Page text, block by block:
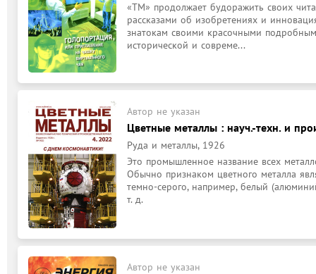
«ТМ» продолжает будоражить своих
рассказами об изобретениях и
знатокам своими красочными
исторической и совреме...
Автор не указан
Цветные металлы : науч.-техн. и
Руда и металлы, 1926
Это промышленное название всех
Обычно признаком цветного металла
темно-серого, например, белый
т. д.
Автор не указан